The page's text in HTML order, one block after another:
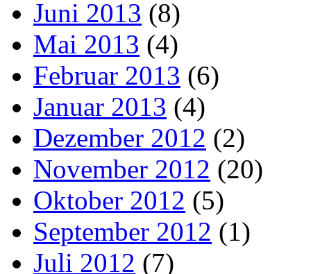
Juni 2013 (8)
Mai 2013 (4)
Februar 2013 (6)
Januar 2013 (4)
Dezember 2012 (2)
November 2012 (20)
Oktober 2012 (5)
September 2012 (1)
Juli 2012 (7)